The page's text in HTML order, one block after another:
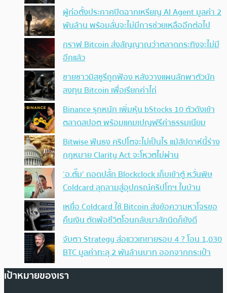
ผู้ก่อตั้งประกาศปิดฉากเหรียญ AI Agent มูลค่า 2
พันล้าน พร้อมลั่นจะไม่มีการช่วยเหลืออีกต่อไป
กราฟ Bitcoin ส่งสัญญาณว่าตลาดกระทิงจะไม่มี
อีกแล้ว
ชายชาวมิสซูรีถูกฟ้อง หลังวางแผนลักพาตัวนัก
ลงทุน Bitcoin เพื่อเรียกค่าไถ่
Binance รุกหนัก เพิ่มหุ้น bStocks 10 ตัวดังเข้า
ตลาดสปอต พร้อมแคมเปญฟรีค่าธรรมเนียม
Bitwise ฟันธง คริปโตจะไม่เป็นไร แม้สัปดาห์นี้ร่าง
กฎหมาย Clarity Act จะโหวตไม่ผ่าน
‘อ.ตั๊ม’ ถอดปลั้ก Blockclock เก็บเข้าตู้ หวั่นพิษ
Coldcard ลุกลามสู่อุปกรณ์คริปโทฯ ในบ้าน
เหยื่อ Coldcard ใช้ Bitcoin ส่งข้อความหาโจรขอ
คืนเงิน ตัดพ้อชีวิตโอนกลับมาสักนิดก็ยังดี
จับตา Strategy ส่อแววเทขายรอบ 4 ? โอน 1,030
BTC มูลค่าทะลุ 2 พันล้านบาท ออกจากกระเป๋า
เป้าหมายของเรา